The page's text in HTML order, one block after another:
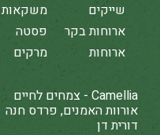
שייקים
משקאות
ארוחות בקר
פסטה
ארוחות
מרקים
Camellia - צמחים לחיים
אורוות האמנים, פרדס חנה
דורית דן